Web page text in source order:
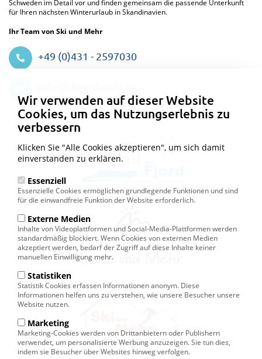
Schweden im Detail vor und finden gemeinsam die passende Unterkunft
für Ihren nächsten Winterurlaub in Skandinavien.
Ihr Team von Ski und Mehr
+49 (0)431 - 2597030
Wir verwenden auf dieser Website
Cookies, um das Nutzungserlebnis zu
verbessern
Klicken Sie "Alle Cookies akzeptieren", um sich damit
einverstanden zu erklären.
Essenziell
Essenzielle Cookies ermöglichen grundlegende Funktionen und sind
für die einwandfreie Funktion der Website erforderlich.
Externe Medien
Inhalte von Videoplattformen und Social-Media-Plattformen werden
standardmäßig blockiert. Wenn Cookies von externen Medien
akzeptiert werden, bedarf der Zugriff auf diese Inhalte keiner
manuellen Einwilligung mehr.
Statistiken
Statistik Cookies erfassen Informationen anonym. Diese
Informationen helfen uns zu verstehen, wie unsere Besucher unsere
Website nutzen.
Marketing
Marketing-Cookies werden von Drittanbietern oder Publishern
verwendet, um personalisierte Werbung anzuzeigen. Sie tun dies,
indem sie Besucher über Websites hinweg verfolgen.